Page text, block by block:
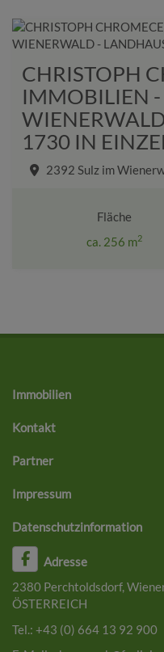
CHRISTOPH
IMMOBILIEN -
1730 IN
2392 Sulz im
Fläche
ca. 256 m2
Immobilien
Kontakt
Partner
Impressum
Datenschutzinformation
Adresse
2380 Perchtoldsdorf,
ÖSTERREICH
Tel.: +43 (0) 664 13 92 900